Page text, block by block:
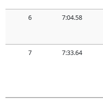
6 7:04.58
7 7:33.64